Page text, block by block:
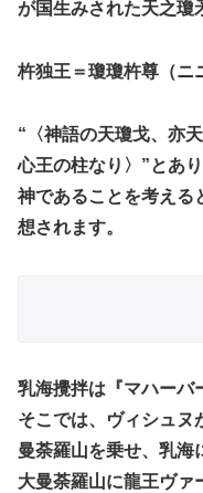
が国生みされた天之瓊
杵独王＝瓊瓊杵尊（ニ
“〈神語の天瓊戈、亦
心王の柱なり〉”とあ
神であることを考える
想されます。
乳海攪拌は『マハーバ
そこでは、ヴィシュヌ
曼荼羅山を乗せ、乳海
大曼荼羅山に龍王ヴァ